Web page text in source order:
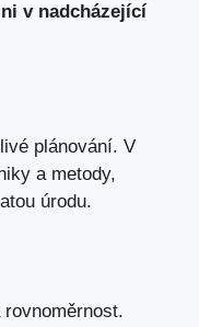
v nadcházející
plánování. V
a metody,
úrodu.